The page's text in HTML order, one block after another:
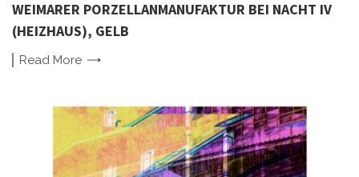
WEIMARER PORZELLANMANUFAKTUR BEI NACHT IV
(HEIZHAUS), GELB
Read More